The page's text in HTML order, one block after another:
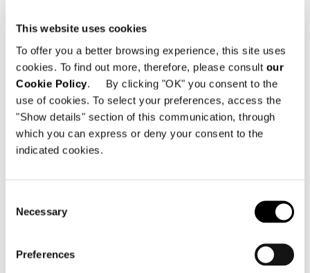
This website uses cookies
To offer you a better browsing experience, this site uses
cookies. To find out more, therefore, please consult our
Cookie Policy. By clicking "OK" you consent to the
use of cookies. To select your preferences, access the
"Show details" section of this communication, through
which you can express or deny your consent to the
indicated cookies.
Selection
Necessary
Preferences